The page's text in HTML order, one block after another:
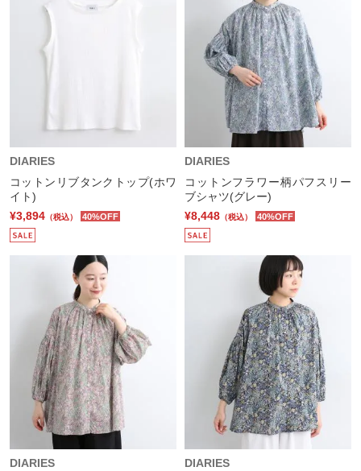
DIARIES
コットンリブタンクトップ(ホワ
イト)
¥3,894 （税込） 40%OFF
DIARIES
コットンフラワー柄パフスリー
ブシャツ(グレー)
¥8,448 （税込） 40%OFF
DIARIES
DIARIES